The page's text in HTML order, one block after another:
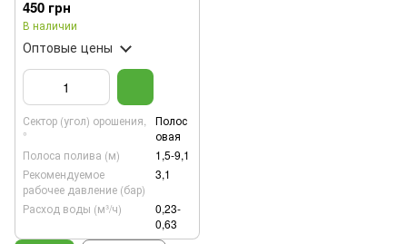
450 грн
В наличии
Оптовые цены
Сектор (угол) орошения,
°
Полос
овая
Полоса полива (м)
1,5-9,1
Рекомендуемое
рабочее давление (бар)
3,1
Расход воды (м³/ч)
0,23-
0,63